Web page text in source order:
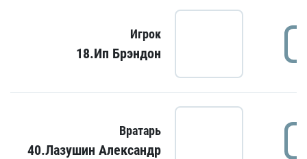
Игрок
18.Ип Брэндон
Вратарь
40.Лазушин Александр